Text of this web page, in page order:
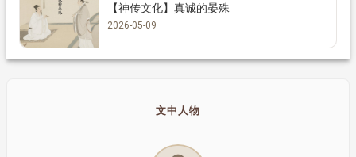
【神传文化】真诚的晏殊
2026-05-09
文中人物